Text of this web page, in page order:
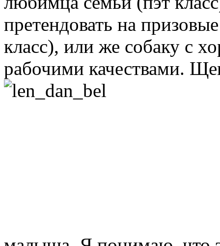
претендовать на
класс), или же собаку с
рабочими качествами.